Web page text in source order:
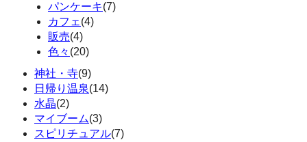
パンケーキ(7)
カフェ (4)
販売(4)
色々 (20)
神社・寺(9)
日帰り温泉(14)
水晶(2)
マイブーム(3)
スピリチュアル(7)